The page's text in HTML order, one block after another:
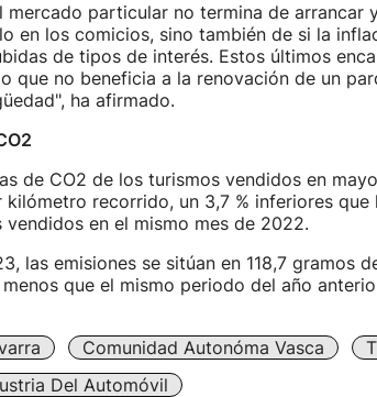
mercado particular no termina de arrancar
en los comicios, sino también de si la
de tipos de interés. Estos últimos
que no beneficia a la renovación de un
ha afirmado.
de CO2 de los turismos vendidos en
recorrido, un 3,7 % inferiores que
vendidos en el mismo mes de 2022.
las emisiones se sitúan en 118,7 gramos
menos que el mismo periodo del año
Comunidad Autonóma Vasca
Del Automóvil